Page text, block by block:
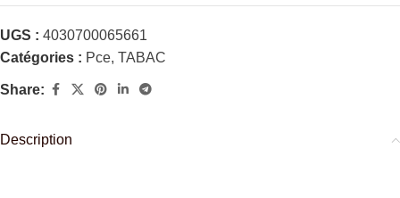
UGS : 4030700065661
Catégories : Pce, TABAC
Share:
Description